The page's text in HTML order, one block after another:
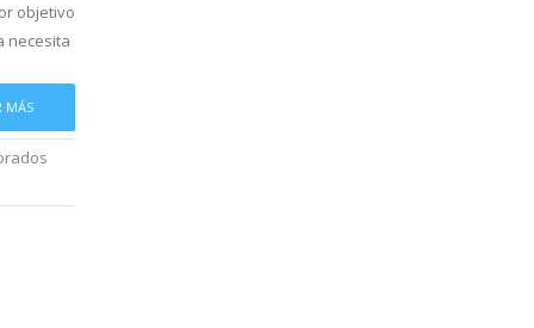
objetivo
necesita
MÁS